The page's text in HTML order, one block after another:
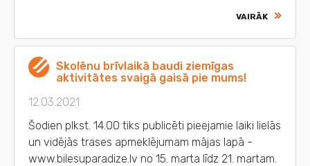
VAIRĀK
Skolēnu brīvlaikā baudi ziemīgas
aktivitātes svaigā gaisā pie mums!
12.03.2021
Šodien plkst. 14.00 tiks publicēti pieejamie laiki lielās
un vidējās trases apmeklējumam mājas lapā -
www.bilesuparadize.lv no 15. marta līdz 21. martam.